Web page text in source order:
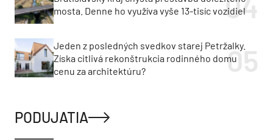
mosta. Denne ho využíva vyše 13-tisíc vozidiel
Jeden z posledných svedkov starej Petržalky.
Získa citlivá rekonštrukcia rodinného domu
cenu za architektúru?
PODUJATIA